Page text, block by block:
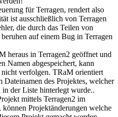
für Terragen, rendert also
ist ausschließlich von Terragen
die durch das Teilen von
auf einem Bug in Terragen
heraus in Terragen2 geöffnet und
Namen abgespeichert, kann
verfolgen. TRaM orientiert
Dateinamen des Projektes, welcher
in der Liste hinterlegt wurde..
mittels Terragen2 im
Projektänderungen welche